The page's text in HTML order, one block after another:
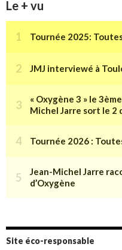
Le + vu
Site éco-responsable